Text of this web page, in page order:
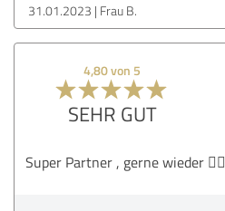
31.01.2023 Frau B.
4,80 von 5
SEHR GUT
Super Partner , gerne wieder 👍🏼